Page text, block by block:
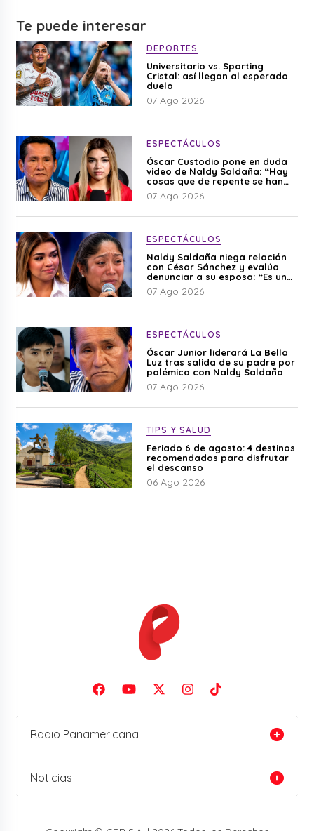
Te puede interesar
DEPORTES
Universitario vs. Sporting
Cristal: así llegan al esperado
duelo
07 Ago 2026
ESPECTÁCULOS
Óscar Custodio pone en duda
video de Naldy Saldaña: “Hay
cosas que de repente se han
editado”
07 Ago 2026
ESPECTÁCULOS
Naldy Saldaña niega relación
con César Sánchez y evalúa
denunciar a su esposa: “Es una
difamación”
07 Ago 2026
ESPECTÁCULOS
Óscar Junior liderará La Bella
Luz tras salida de su padre por
polémica con Naldy Saldaña
07 Ago 2026
TIPS Y SALUD
Feriado 6 de agosto: 4 destinos
recomendados para disfrutar
el descanso
06 Ago 2026
Radio Panamericana
Noticias